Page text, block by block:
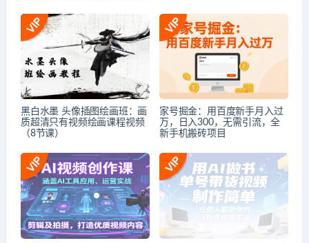
黑白水墨 头像插图绘画班：画
质超清只有视频绘画课程视频
（8节课）
家号掘金：用百度新手月入过
万，日入300，无需引流，全
新手机搬砖项目